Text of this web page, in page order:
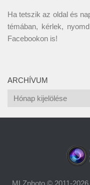
Ha tetszik az oldal és
témában, kérlek,
Facebookon is!
ARCHÍVUM
Archívum